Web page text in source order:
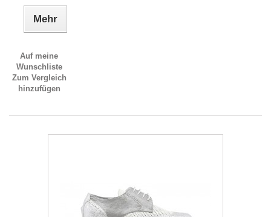
Mehr
Auf meine
Wunschliste
Zum Vergleich
hinzufügen